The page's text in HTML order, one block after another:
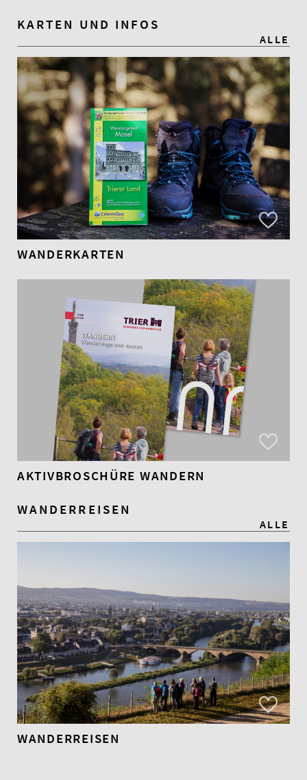
KARTEN UND INFOS
ALLE
WANDERKARTEN
AKTIVBROSCHÜRE WANDERN
WANDERREISEN
ALLE
WANDERREISEN